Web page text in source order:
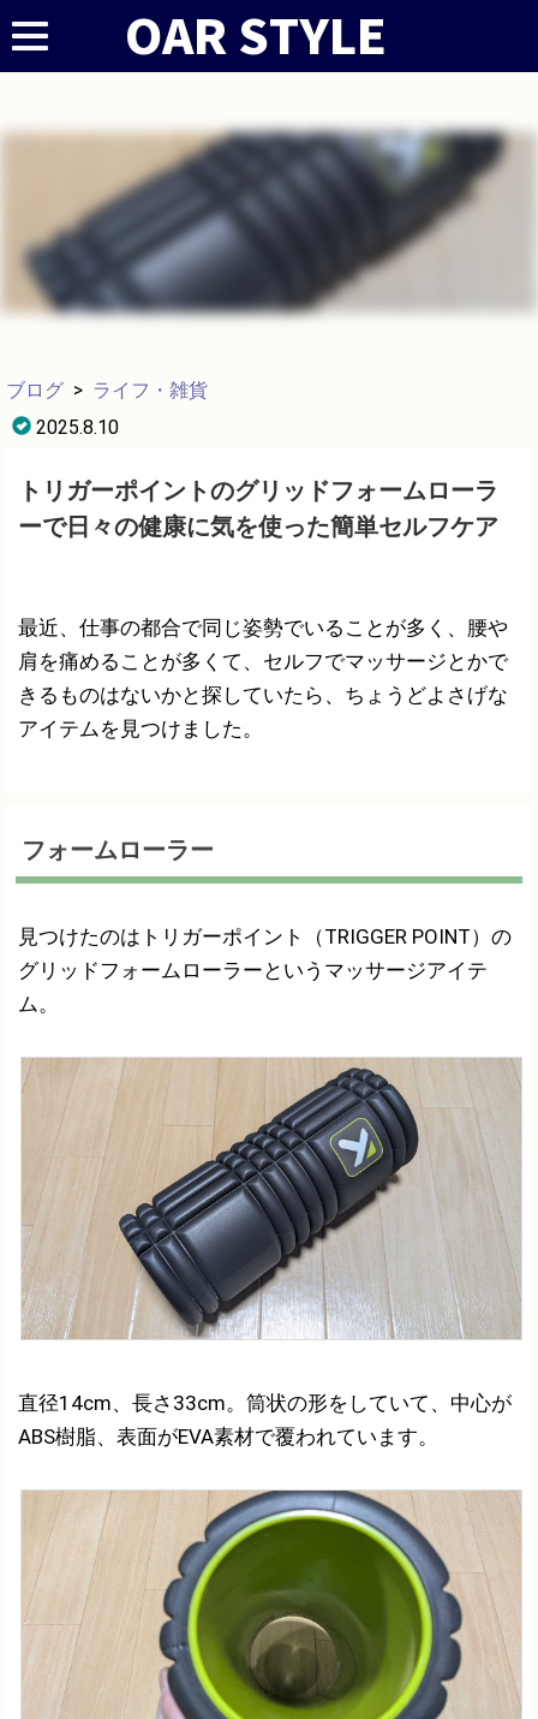
ブログ > ライフ・雑貨
2025.8.10
トリガーポイントのグリッドフォームローラ
ーで日々の健康に気を使った簡単セルフケア
最近、仕事の都合で同じ姿勢でいることが多く、腰や
肩を痛めることが多くて、セルフでマッサージとかで
きるものはないかと探していたら、ちょうどよさげな
アイテムを見つけました。
フォームローラー
見つけたのはトリガーポイント（TRIGGER POINT）の
グリッドフォームローラーというマッサージアイテ
ム。
直径14cm、長さ33cm。筒状の形をしていて、中心が
ABS樹脂、表面がEVA素材で覆われています。